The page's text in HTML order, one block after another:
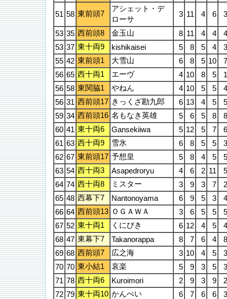
51 58 東前頭7
アシェット・デ
ローサ
3 11 4 6
53 35 西前頭8 金玉山 8 11 4 4
53 37 東十両9 kishikaisei 5 8 5 4
55 42 東前頭1 大雪山 6 8 5 10
56 65 西十両1 エーヴ 4 10 8 5
56 58 東関脇1 やねん 4 10 5 5
56 31 西前頭17 きっくざ勘九郎 6 13 4 5
59 34 西前頭16 名もなき英雄 5 6 5 8
60 41 東十両6 Gansekiiwa 5 12 5 7
61 63 西十両9 雪氷 6 8 5 5
62 67 東前頭17 予想皇 5 8 4 5
63 54 西十両3 Asapedroryu 4 6 2 11
64 74 西十両8 ミスター 3 9 3 7
65 48 西幕下7 Nantonoyama 6 9 5 3
66 64 西前頭13 ＯＧＡＷＡ 3 6 5 5
67 52 東十両1 くにびき 6 12 4 5
68 47 東幕下7 Takanorappa 8 7 6 4
69 68 西前頭7 広之海 3 10 4 5
70 70 東小結1 哀楽 5 9 3 5
71 78 西十両6 Kuroimori 2 9 3 9
72 79 東十両10 かんぺい 6 7 6 6